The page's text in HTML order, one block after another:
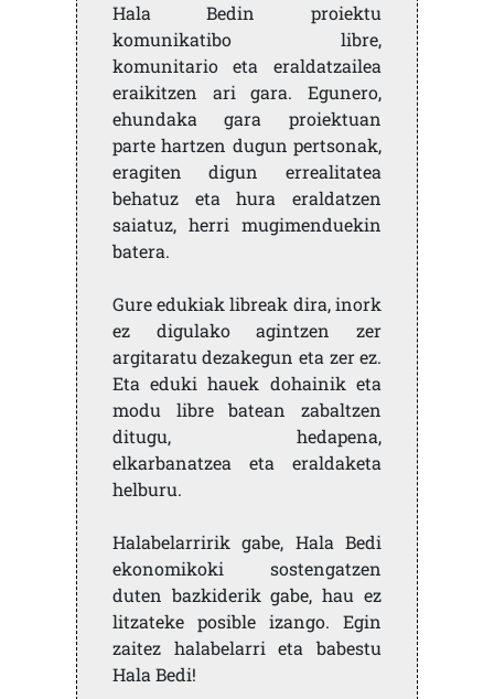
Hala Bedin proiektu
komunikatibo libre,
komunitario eta eraldatzailea
eraikitzen ari gara. Egunero,
ehundaka gara proiektuan
parte hartzen dugun pertsonak,
eragiten digun errealitatea
behatuz eta hura eraldatzen
saiatuz, herri mugimenduekin
batera.
Gure edukiak libreak dira, inork
ez digulako agintzen zer
argitaratu dezakegun eta zer ez.
Eta eduki hauek dohainik eta
modu libre batean zabaltzen
ditugu, hedapena,
elkarbanatzea eta eraldaketa
helburu.
Halabelarririk gabe, Hala Bedi
ekonomikoki sostengatzen
duten bazkiderik gabe, hau ez
litzateke posible izango. Egin
zaitez halabelarri eta babestu
Hala Bedi!